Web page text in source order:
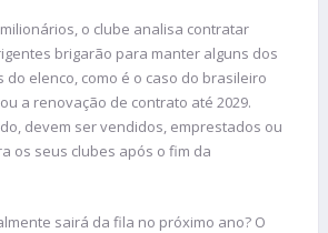
o clube analisa contratar
brigarão para manter alguns dos
elenco, como é o caso do brasileiro
a renovação de contrato até 2029.
devem ser vendidos, emprestados ou
os seus clubes após o fim da
sairá da fila no próximo ano? O